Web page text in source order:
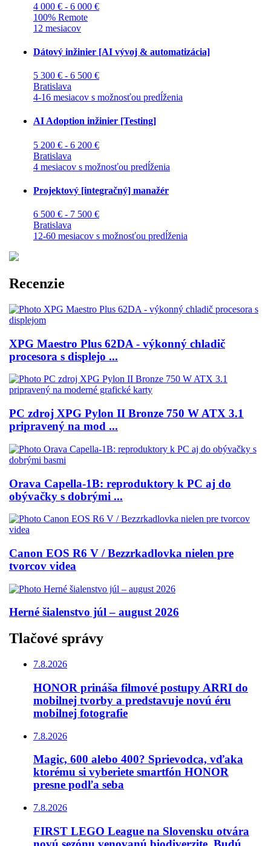
4 000 € - 6 000 €
100% Remote
12 mesiacov
Dátový inžinier [AI vývoj & automatizácia]
5 300 € - 6 500 €
Bratislava
4-16 mesiacov s možnosťou predĺženia
AI Adoption inžinier [Testing]
5 200 € - 6 200 €
Bratislava
4 mesiacov s možnosťou predĺženia
Projektový [integračný] manažér
6 500 € - 7 500 €
Bratislava
12-60 mesiacov s možnosťou predĺženia
Recenzie
XPG Maestro Plus 62DA - výkonný chladič
procesora s displejo ...
PC zdroj XPG Pylon II Bronze 750 W ATX 3.1
pripravený na mod ...
Orava Capella-1B: reproduktory k PC aj do
obývačky s dobrými ...
Canon EOS R6 V / Bezzrkadlovka nielen pre
tvorcov videa
Herné šialenstvo júl – august 2026
Tlačové správy
7.8.2026
HONOR prináša filmové postupy ARRI do
mobilnej tvorby a predstavuje novú éru
mobilnej fotografie
7.8.2026
Magic, 600 alebo 400? Sprievodca, vďaka
ktorému si vyberiete smartfón HONOR
presne podľa seba
7.8.2026
FIRST LEGO League na Slovensku otvára